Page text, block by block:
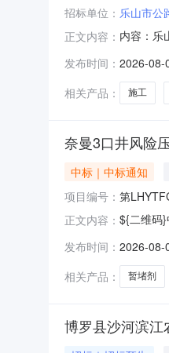
招标单位： 乐山市公
正文内容： 内容：乐
方式罗女
家。拟招
发布时间： 2026-08-
相关产品：
施工
奈曼3口井风险
中标｜中标通知
项目编号： 第
正文内容： ${二维码
裂风险服
工期：自
发布时间： 2026-08-
相关产品：
暂堵剂
博罗县沙河滨江